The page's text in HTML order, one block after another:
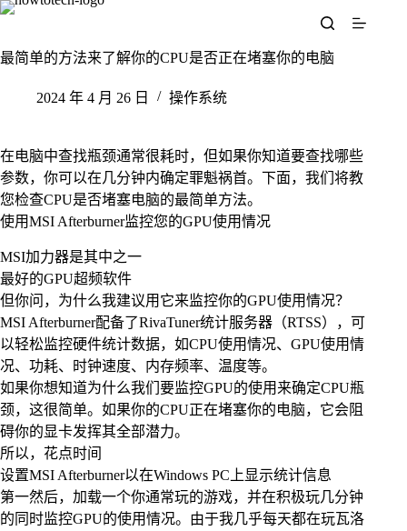
跳
内
最简单的方法来了解你的CPU是否正在堵塞你的电脑
2024 年 4 月 26 日 操作系统
在电脑中查找瓶颈通常很耗时，但如果你知道要查找哪些
参数，你可以在几分钟内确定罪魁祸首。下面，我们将教
您检查CPU是否堵塞电脑的最简单方法。
使用MSI Afterburner监控您的GPU使用情况
MSI加力器是其中之一
最好的GPU超频软件
但你问，为什么我建议用它来监控你的GPU使用情况？
MSI Afterburner配备了RivaTuner统计服务器（RTSS），可
以轻松监控硬件统计数据，如CPU使用情况、GPU使用情
况、功耗、时钟速度、内存频率、温度等。
如果你想知道为什么我们要监控GPU的使用来确定CPU瓶
颈，这很简单。如果你的CPU正在堵塞你的电脑，它会阻
碍你的显卡发挥其全部潜力。
所以，花点时间
设置MSI Afterburner以在Windows PC上显示统计信息
第一然后，加载一个你通常玩的游戏，并在积极玩几分钟
的同时监控GPU的使用情况。由于我几乎每天都在玩瓦洛